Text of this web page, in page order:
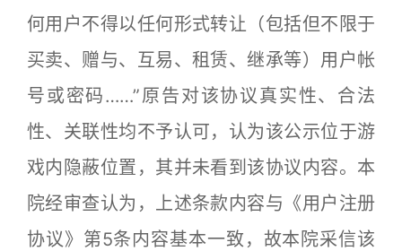
何用户不得以任何形式转让（包括但不限于
买卖、赠与、互易、租赁、继承等）用户帐
号或密码……”原告对该协议真实性、合法
性、关联性均不予认可，认为该公示位于游
戏内隐蔽位置，其并未看到该协议内容。本
院经审查认为，上述条款内容与《用户注册
协议》第5条内容基本一致，故本院采信该